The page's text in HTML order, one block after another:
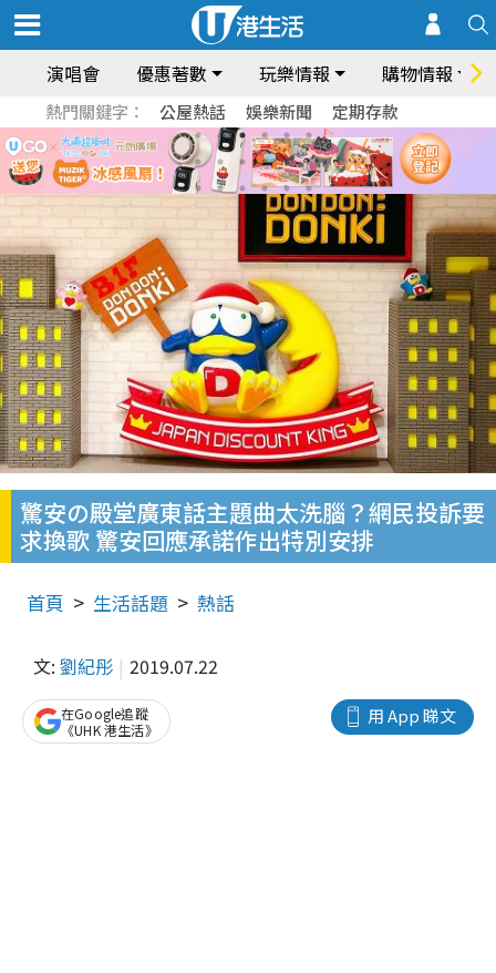
演唱會 優惠著數 玩樂情報 購物情報
熱門關鍵字： 公屋熱話 娛樂新聞 定期存款
驚安の殿堂廣東話主題曲太洗腦？網民投訴要
求換歌 驚安回應承諾作出特別安排
首頁 生活話題 熱話
文: 劉紀彤 2019.07.22
用 App 睇文
在Google追蹤
《UHK 港生活》